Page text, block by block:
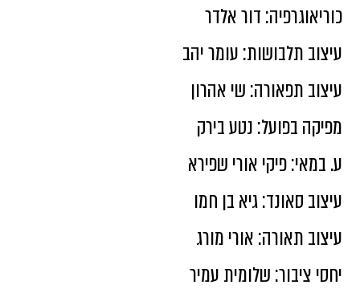
כוריאוגרפיה: דור אלדר
עיצוב תלבושות: עומר יהב
עיצוב תפאורה: שי אהרון
מפיקה בפועל: נטע בירק
ע. במאי: פיקי אורי שפירא
עיצוב סאונד: גיא בן חמו
עיצוב תאורה: אורי מורג
יחסי ציבור: שלומית עמיר